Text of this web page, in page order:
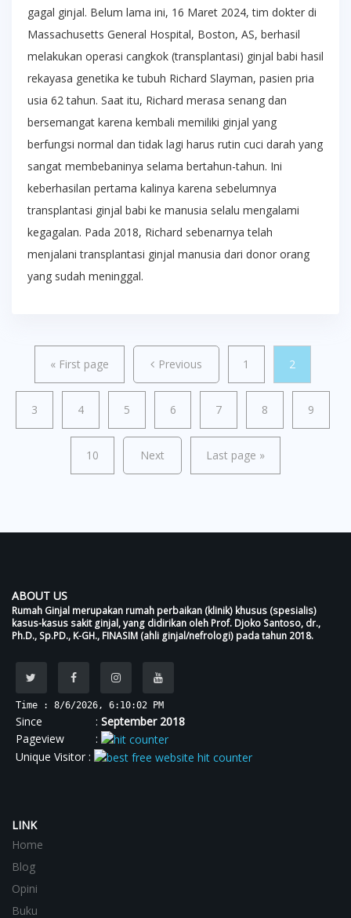
gagal ginjal. Belum lama ini, 16 Maret 2024, tim dokter di
Massachusetts General Hospital, Boston, AS, berhasil
melakukan operasi cangkok (transplantasi) ginjal babi hasil
rekayasa genetika ke tubuh Richard Slayman, pasien pria
usia 62 tahun. Saat itu, Richard merasa senang dan
bersemangat karena kembali memiliki ginjal yang
berfungsi normal dan tidak lagi harus rutin cuci darah yang
sangat membebaninya selama bertahun-tahun. Ini
keberhasilan pertama kalinya karena sebelumnya
transplantasi ginjal babi ke manusia selalu mengalami
kegagalan. Pada 2018, Richard sebenarnya telah
menjalani transplantasi ginjal manusia dari donor orang
yang sudah meninggal.
«First page Previous 1 2
3 4 5 6 7 8 9
10 Next Last page »
ABOUT US
Rumah Ginjal merupakan rumah perbaikan (klinik) khusus (spesialis)
kasus-kasus sakit ginjal, yang didirikan oleh Prof. Djoko Santoso, dr.,
Ph.D., Sp.PD., K-GH., FINASIM (ahli ginjal/nefrologi) pada tahun 2018.
Time : 8/6/2026, 6:10:02 PM
Since : September 2018
Pageview :
Unique Visitor :
LINK
Home
Blog
Opini
Buku